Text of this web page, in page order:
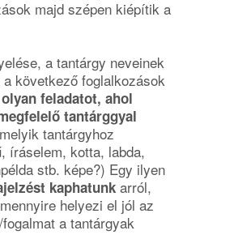
majd szépen kiépítik a
a tantárgy neveinek
következő foglalkozások
feladatot, ahol
tantárggyal
tantárgyhoz
íráselem, kotta, labda,
stb. képe?) Egy ilyen
kaphatunk arról,
helyezi el jól az
a tantárgyak